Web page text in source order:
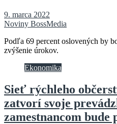
9. marca 2022
Noviny BossMedia
Podľa 69 percent oslovených by
zvýšenie úrokov.
Ekonomika
Sieť rýchleho
zatvorí svoje
zamestnancom